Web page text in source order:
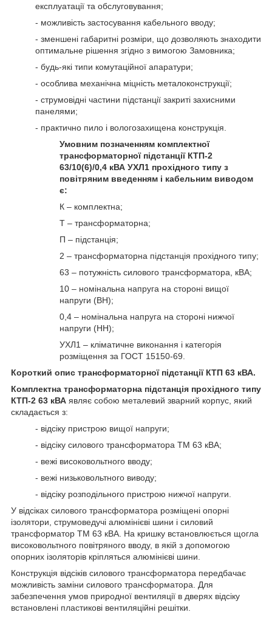
експлуатації та обслуговування;
- можливість застосування кабельного вводу;
- зменшені габаритні розміри, що дозволяють знаходити
оптимальне рішення згідно з вимогою Замовника;
- будь-які типи комутаційної апаратури;
- особлива механічна міцність металоконструкції;
- струмовідні частини підстанції закриті захисними
панелями;
- практично пило і вологозахищена конструкція.
Умовним позначенням комплектної
трансформаторної підстанції КТП-2
63/10(6)/0,4 кВА УХЛ1 прохідного типу з
повітряним введенням і кабельним виводом
є:
К – комплектна;
Т – трансформаторна;
П – підстанція;
2 – трансформаторна підстанція прохідного типу;
63 – потужність силового трансформатора, кВА;
10 – номінальна напруга на стороні вищої
напруги (ВН);
0,4 – номінальна напруга на стороні нижчої
напруги (НН);
УХЛ1 – кліматичне виконання і категорія
розміщення за ГОСТ 15150-69.
Короткий опис трансформаторної підстанції КТП 63 кВА.
Комплектна трансформаторна підстанція прохідного типу
КТП-2 63 кВА являє собою металевий зварний корпус, який
складається з:
- відсіку пристрою вищої напруги;
- відсіку силового трансформатора ТМ 63 кВА;
- вежі високовольтного вводу;
- вежі низьковольтного виводу;
- відсіку розподільного пристрою нижчої напруги.
У відсіках силового трансформатора розміщені опорні
ізолятори, струмоведучі алюмінієві шини і силовий
трансформатор ТМ 63 кВА. На кришку встановлюється щогла
високовольтного повітряного вводу, в якій з допомогою
опорних ізоляторів кріпляться алюмінієві шини.
Конструкція відсіків силового трансформатора передбачає
можливість заміни силового трансформатора. Для
забезпечення умов природної вентиляції в дверях відсіку
встановлені пластикові вентиляційні решітки.